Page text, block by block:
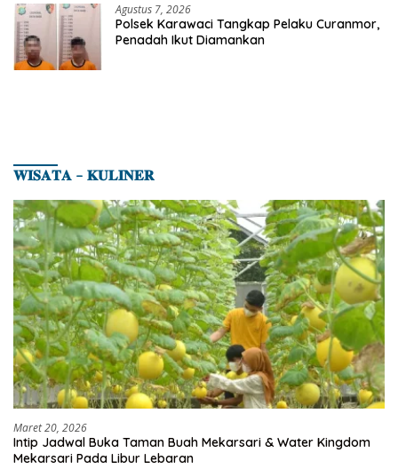
Agustus 7, 2026
Polsek Karawaci Tangkap Pelaku Curanmor,
Penadah Ikut Diamankan
𝐖𝐈𝐒𝐀𝐓𝐀 – 𝐊𝐔𝐋𝐈𝐍𝐄𝐑
Maret 20, 2026
Intip Jadwal Buka Taman Buah Mekarsari & Water Kingdom
Mekarsari Pada Libur Lebaran